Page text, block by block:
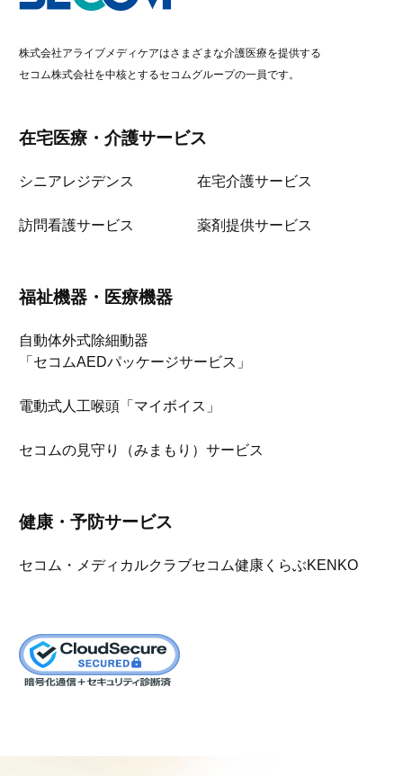
株式会社アライブメディケアはさまざまな介護医療を提供する
セコム株式会社を中核とするセコムグループの一員です。
在宅医療・介護サービス
シニアレジデンス 在宅介護サービス
訪問看護サービス 薬剤提供サービス
福祉機器・医療機器
自動体外式除細動器
「セコムAEDパッケージサービス」
電動式人工喉頭「マイボイス」
セコムの見守り（みまもり）サービス
健康・予防サービス
セコム・メディカルクラブセコム健康くらぶKENKO